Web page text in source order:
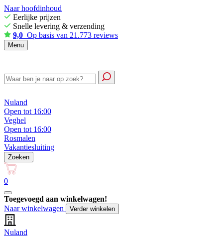
Naar hoofdinhoud
Eerlijke prijzen
Snelle levering & verzending
9,0 Op basis van 21.773 reviews
Menu
Nuland
Open tot 16:00
Veghel
Open tot 16:00
Rosmalen
Vakantiesluiting
Zoeken
0
Toegevoegd aan winkelwagen!
Naar winkelwagen
Verder winkelen
Nuland